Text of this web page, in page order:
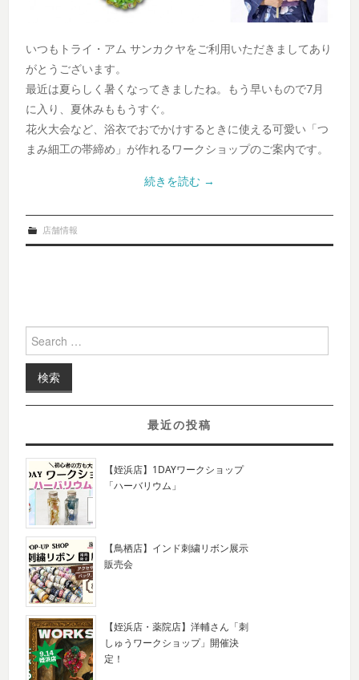
いつもトライ・アム サンカクヤをご利用いただきましてあり
がとうございます。
最近は夏らしく暑くなってきましたね。もう早いもので7月
に入り、夏休みももうすぐ。
花火大会など、浴衣でおでかけするときに使える可愛い「つ
まみ細工の帯締め」が作れるワークショップのご案内です。
続きを読む →
店舗情報
Search for:
最近の投稿
【姪浜店】1DAYワークショップ
「ハーバリウム」
【鳥栖店】インド刺繍リボン展示
販売会
【姪浜店・薬院店】洋輔さん「刺
しゅうワークショップ」開催決
定！